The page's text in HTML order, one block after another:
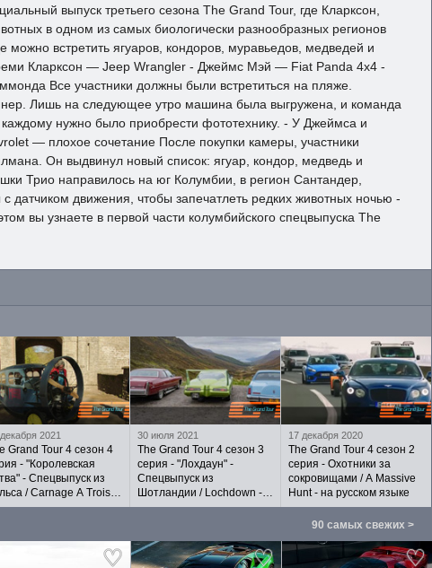
выпуск третьего сезона The Grand Tour, где Кларксон,
в одном из самых биологически разнообразных регионов
встретить ягуаров, кондоров, муравьедов, медведей и
Кларксон — Jeep Wrangler - Джеймс Мэй — Fiat Panda 4x4 -
Все участники должны были встретиться на пляже.
Лишь на следующее утро машина была выгружена, и команда
каждому нужно было приобрести фототехнику. - У Джеймса и
— плохое сочетание После покупки камеры, участники
Он выдвинул новый список: ягуар, кондор, медведь и
Трио направилось на юг Колумбии, в регион Сантандер,
датчиком движения, чтобы запечатлеть редких животных ночью -
вы узнаете в первой части колумбийского спецвыпуска The
2021
Grand Tour 4 сезон 4
- "Королевская
- Спецвыпуск из
/ Carnage A Trois -
языке
30 июля 2021
The Grand Tour 4 сезон 3
серия - "Лохдаун" -
Спецвыпуск из
Шотландии / Lochdown -
на русском языке
17 декабря 2020
The Grand Tour 4 сезон 2
серия - Охотники за
сокровищами / A Massive
Hunt - на русском языке
90 самых свежих >